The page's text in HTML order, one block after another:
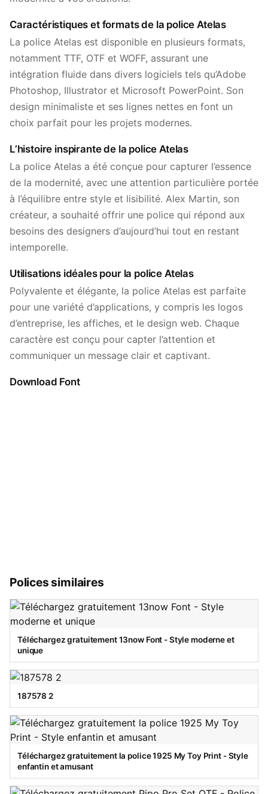
Caractéristiques et formats de la police Atelas
La police Atelas est disponible en plusieurs formats,
notamment TTF, OTF et WOFF, assurant une
intégration fluide dans divers logiciels tels qu’Adobe
Photoshop, Illustrator et Microsoft PowerPoint. Son
design minimaliste et ses lignes nettes en font un
choix parfait pour les projets modernes.
L’histoire inspirante de la police Atelas
La police Atelas a été conçue pour capturer l’essence
de la modernité, avec une attention particulière portée
à l’équilibre entre style et lisibilité. Alex Martin, son
créateur, a souhaité offrir une police qui répond aux
besoins des designers d’aujourd’hui tout en restant
intemporelle.
Utilisations idéales pour la police Atelas
Polyvalente et élégante, la police Atelas est parfaite
pour une variété d’applications, y compris les logos
d’entreprise, les affiches, et le design web. Chaque
caractère est conçu pour capter l’attention et
communiquer un message clair et captivant.
Download Font
Polices similaires
Téléchargez gratuitement 13now Font - Style moderne et
unique
187578 2
Téléchargez gratuitement la police 1925 My Toy Print - Style
enfantin et amusant